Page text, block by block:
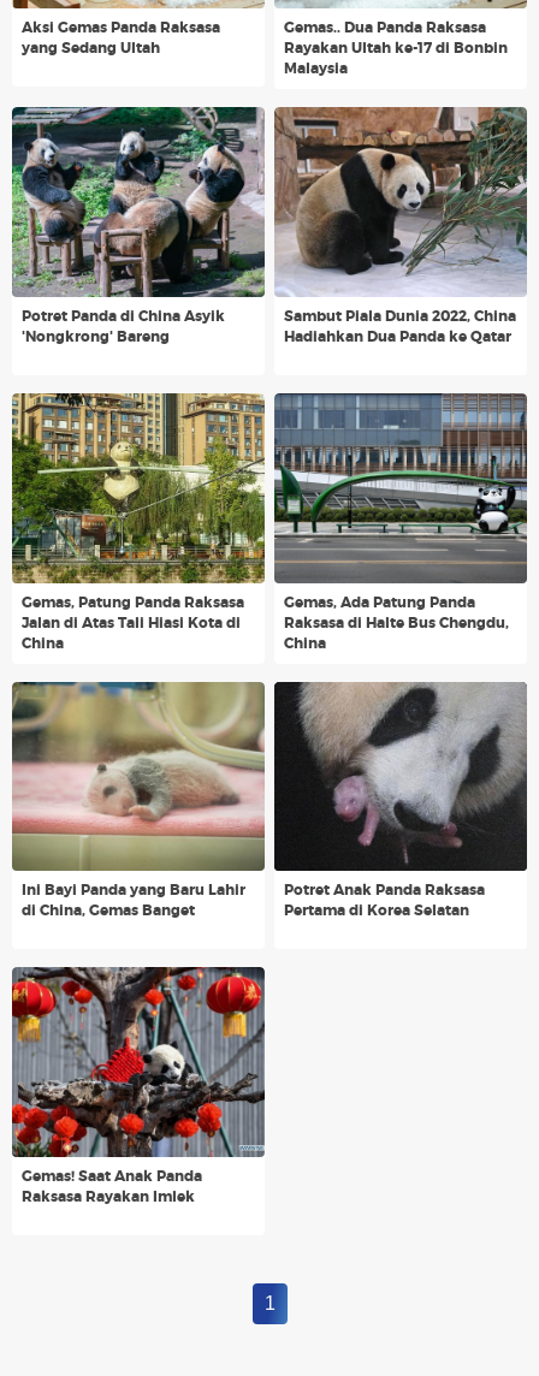
Aksi Gemas Panda Raksasa
yang Sedang Ultah
Gemas.. Dua Panda Raksasa
Rayakan Ultah ke-17 di Bonbin
Malaysia
Potret Panda di China Asyik
'Nongkrong' Bareng
Sambut Piala Dunia 2022, China
Hadiahkan Dua Panda ke Qatar
Gemas, Patung Panda Raksasa
Jalan di Atas Tali Hiasi Kota di
China
Gemas, Ada Patung Panda
Raksasa di Halte Bus Chengdu,
China
Ini Bayi Panda yang Baru Lahir
di China, Gemas Banget
Potret Anak Panda Raksasa
Pertama di Korea Selatan
Gemas! Saat Anak Panda
Raksasa Rayakan Imlek
1